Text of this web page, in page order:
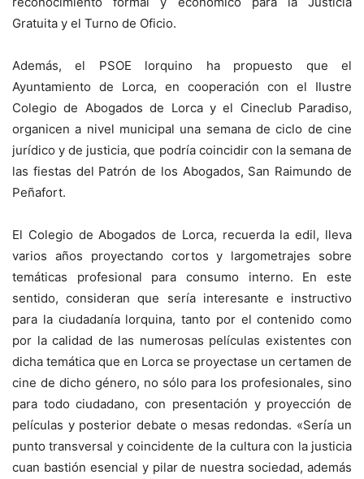
Gratuita y el Turno de Oficio.
Además, el PSOE lorquino ha propuesto que el
Ayuntamiento de Lorca, en cooperación con el Ilustre
Colegio de Abogados de Lorca y el Cineclub Paradiso,
organicen a nivel municipal una semana de ciclo de cine
jurídico y de justicia, que podría coincidir con la semana de
las fiestas del Patrón de los Abogados, San Raimundo de
Peñafort.
El Colegio de Abogados de Lorca, recuerda la edil, lleva
varios años proyectando cortos y largometrajes sobre
temáticas profesional para consumo interno. En este
sentido, consideran que sería interesante e instructivo
para la ciudadanía lorquina, tanto por el contenido como
por la calidad de las numerosas películas existentes con
dicha temática que en Lorca se proyectase un certamen de
cine de dicho género, no sólo para los profesionales, sino
para todo ciudadano, con presentación y proyección de
películas y posterior debate o mesas redondas. «Sería un
punto transversal y coincidente de la cultura con la justicia
cuan bastión esencial y pilar de nuestra sociedad, además